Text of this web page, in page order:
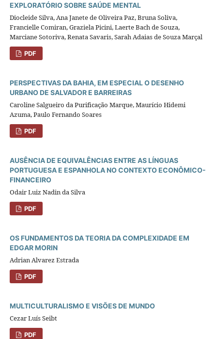
EXPLORATÓRIO SOBRE SAÚDE MENTAL
Diocleide Silva, Ana Janete de Oliveira Paz, Bruna Soliva,
Francielle Comiran, Graziela Picini, Laerte Bach de Souza,
Marciane Sotoriva, Renata Savaris, Sarah Adaias de Souza Marçal
PDF
PERSPECTIVAS DA BAHIA, EM ESPECIAL O DESENHO
URBANO DE SALVADOR E BARREIRAS
Caroline Salgueiro da Purificação Marque, Maurício Hidemi
Azuma, Paulo Fernando Soares
PDF
AUSÊNCIA DE EQUIVALÊNCIAS ENTRE AS LÍNGUAS
PORTUGUESA E ESPANHOLA NO CONTEXTO ECONÔMICO-
FINANCEIRO
Odair Luiz Nadin da Silva
PDF
OS FUNDAMENTOS DA TEORIA DA COMPLEXIDADE EM
EDGAR MORIN
Adrian Alvarez Estrada
PDF
MULTICULTURALISMO E VISÕES DE MUNDO
Cezar Luís Seibt
PDF